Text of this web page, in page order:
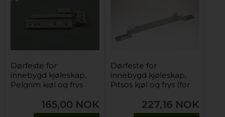
Dørfeste for
innebygd kjøleskap,
Pelgrim kjøl og frys
165,00 NOK
Dørfeste for
innebygd kjøleskap,
Pitsos kjøl og frys (for
227,16 NOK